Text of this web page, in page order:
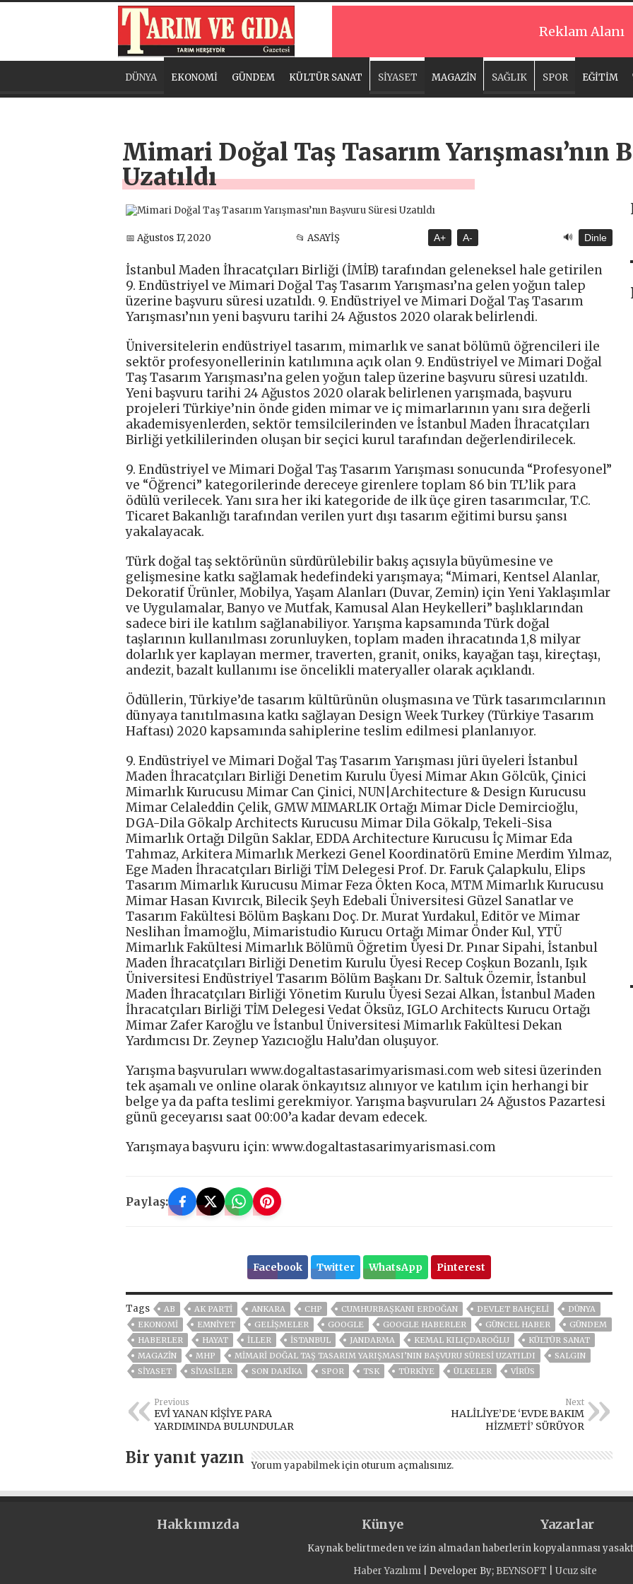
Reklam Alanı
DÜNYA EKONOMİ GÜNDEM KÜLTÜR SANAT SİYASET MAGAZİN SAĞLIK SPOR EĞİTİM
Mimari Doğal Taş Tasarım Yarışması’nın
Uzatıldı
📅 Ağustos 17, 2020 📂 ASAYİŞ A+ A- 🔊 Dinle
İstanbul Maden İhracatçıları Birliği (İMİB) tarafından geleneksel hale getirilen
9. Endüstriyel ve Mimari Doğal Taş Tasarım Yarışması’na gelen yoğun talep
üzerine başvuru süresi uzatıldı. 9. Endüstriyel ve Mimari Doğal Taş Tasarım
Yarışması’nın yeni başvuru tarihi 24 Ağustos 2020 olarak belirlendi.
Üniversitelerin endüstriyel tasarım, mimarlık ve sanat bölümü öğrencileri ile
sektör profesyonellerinin katılımına açık olan 9. Endüstriyel ve Mimari Doğal
Taş Tasarım Yarışması’na gelen yoğun talep üzerine başvuru süresi uzatıldı.
Yeni başvuru tarihi 24 Ağustos 2020 olarak belirlenen yarışmada, başvuru
projeleri Türkiye’nin önde giden mimar ve iç mimarlarının yanı sıra değerli
akademisyenlerden, sektör temsilcilerinden ve İstanbul Maden İhracatçıları
Birliği yetkililerinden oluşan bir seçici kurul tarafından değerlendirilecek.
9. Endüstriyel ve Mimari Doğal Taş Tasarım Yarışması sonucunda “Profesyonel”
ve “Öğrenci” kategorilerinde dereceye girenlere toplam 86 bin TL’lik para
ödülü verilecek. Yanı sıra her iki kategoride de ilk üçe giren tasarımcılar, T.C.
Ticaret Bakanlığı tarafından verilen yurt dışı tasarım eğitimi bursu şansı
yakalayacak.
Türk doğal taş sektörünün sürdürülebilir bakış açısıyla büyümesine ve
gelişmesine katkı sağlamak hedefindeki yarışmaya; “Mimari, Kentsel Alanlar,
Dekoratif Ürünler, Mobilya, Yaşam Alanları (Duvar, Zemin) için Yeni Yaklaşımlar
ve Uygulamalar, Banyo ve Mutfak, Kamusal Alan Heykelleri” başlıklarından
sadece biri ile katılım sağlanabiliyor. Yarışma kapsamında Türk doğal
taşlarının kullanılması zorunluyken, toplam maden ihracatında 1,8 milyar
dolarlık yer kaplayan mermer, traverten, granit, oniks, kayağan taşı, kireçtaşı,
andezit, bazalt kullanımı ise öncelikli materyaller olarak açıklandı.
Ödüllerin, Türkiye’de tasarım kültürünün oluşmasına ve Türk tasarımcılarının
dünyaya tanıtılmasına katkı sağlayan Design Week Turkey (Türkiye Tasarım
Haftası) 2020 kapsamında sahiplerine teslim edilmesi planlanıyor.
9. Endüstriyel ve Mimari Doğal Taş Tasarım Yarışması jüri üyeleri İstanbul
Maden İhracatçıları Birliği Denetim Kurulu Üyesi Mimar Akın Gölcük, Çinici
Mimarlık Kurucusu Mimar Can Çinici, NUN|Architecture & Design Kurucusu
Mimar Celaleddin Çelik, GMW MIMARLIK Ortağı Mimar Dicle Demircioğlu,
DGA-Dila Gökalp Architects Kurucusu Mimar Dila Gökalp, Tekeli-Sisa
Mimarlık Ortağı Dilgün Saklar, EDDA Architecture Kurucusu İç Mimar Eda
Tahmaz, Arkitera Mimarlık Merkezi Genel Koordinatörü Emine Merdim Yılmaz,
Ege Maden İhracatçıları Birliği TİM Delegesi Prof. Dr. Faruk Çalapkulu, Elips
Tasarım Mimarlık Kurucusu Mimar Feza Ökten Koca, MTM Mimarlık Kurucusu
Mimar Hasan Kıvırcık, Bilecik Şeyh Edebali Üniversitesi Güzel Sanatlar ve
Tasarım Fakültesi Bölüm Başkanı Doç. Dr. Murat Yurdakul, Editör ve Mimar
Neslihan İmamoğlu, Mimaristudio Kurucu Ortağı Mimar Önder Kul, YTÜ
Mimarlık Fakültesi Mimarlık Bölümü Öğretim Üyesi Dr. Pınar Sipahi, İstanbul
Maden İhracatçıları Birliği Denetim Kurulu Üyesi Recep Coşkun Bozanlı, Işık
Üniversitesi Endüstriyel Tasarım Bölüm Başkanı Dr. Saltuk Özemir, İstanbul
Maden İhracatçıları Birliği Yönetim Kurulu Üyesi Sezai Alkan, İstanbul Maden
İhracatçıları Birliği TİM Delegesi Vedat Öksüz, IGLO Architects Kurucu Ortağı
Mimar Zafer Karoğlu ve İstanbul Üniversitesi Mimarlık Fakültesi Dekan
Yardımcısı Dr. Zeynep Yazıcıoğlu Halu’dan oluşuyor.
Yarışma başvuruları www.dogaltastasarimyarismasi.com web sitesi üzerinden
tek aşamalı ve online olarak önkayıtsız alınıyor ve katılım için herhangi bir
belge ya da pafta teslimi gerekmiyor. Yarışma başvuruları 24 Ağustos Pazartesi
günü geceyarısı saat 00:00’a kadar devam edecek.
Yarışmaya başvuru için: www.dogaltastasarimyarismasi.com
Paylaş:
Facebook Twitter WhatsApp Pinterest
Tags AB AK PARTİ ANKARA CHP CUMHURBAŞKANI ERDOĞAN DEVLET BAHÇELİ
DÜNYA
EKONOMİ
EMNİYET GELIŞMELER GOOGLE GOOGLE HABERLER GÜNCEL HABER
GÜNDEM
HABERLER
HAYAT İLLER ISTANBUL JANDARMA KEMAL KILIÇDAROĞLU
KÜLTÜR SANAT
MAGAZİN
MHP MIMARI DOĞAL TAŞ TASARIM YARIŞMASI’NIN BAŞVURU SÜRESI UZATILDI
SALGIN
SİYASET
SİYASİLER SON DAKIKA SPOR TSK TÜRKİYE ÜLKELER VIRÜS
Previous
EVİ YANAN KİŞİYE PARA
YARDIMINDA BULUNDULAR
Next
HALİLİYE’DE ‘EVDE BAKIM
HİZMETİ’ SÜRÜYOR
Bir yanıt yazın Yorum yapabilmek için oturum açmalısınız.
Hakkımızda Künye Yazarlar
Kaynak belirtmeden ve izin almadan haberlerin kopyalanması
Haber Yazılımı| Developer By; BEYNSOFT Ucuz site